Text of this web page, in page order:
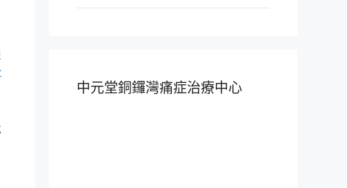
中元堂銅鑼灣痛症治療中心